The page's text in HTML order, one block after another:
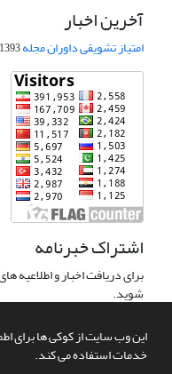
این وب سایت از کوکی ها برای
خدمات استفاده می کند.
آخرین اخبار
امتیاز تشویقی داوران مجله1393-09-01
اشتراک خبرنامه
برای دریافت اخبار و
شوید.